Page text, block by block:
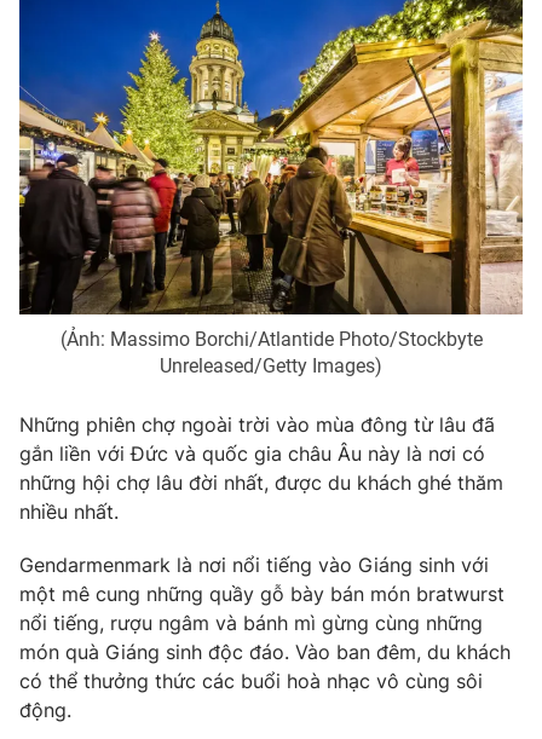
(Ảnh: Massimo Borchi/Atlantide Photo/Stockbyte
Unreleased/Getty Images)
Những phiên chợ ngoài trời vào mùa đông từ lâu đã
gắn liền với Đức và quốc gia châu Âu này là nơi có
những hội chợ lâu đời nhất, được du khách ghé thăm
nhiều nhất.
Gendarmenmark là nơi nổi tiếng vào Giáng sinh với
một mê cung những quầy gỗ bày bán món bratwurst
nổi tiếng, rượu ngâm và bánh mì gừng cùng những
món quà Giáng sinh độc đáo. Vào ban đêm, du khách
có thể thưởng thức các buổi hoà nhạc vô cùng sôi
động.